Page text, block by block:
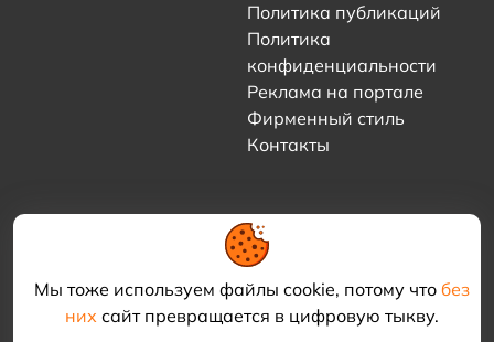
Мы тоже используем файлы cookie, потому что без
нихсайт превращается в цифровую тыкву.
Политика публикаций
Политика
конфиденциальности
Реклама на портале
Фирменный стиль
Контакты